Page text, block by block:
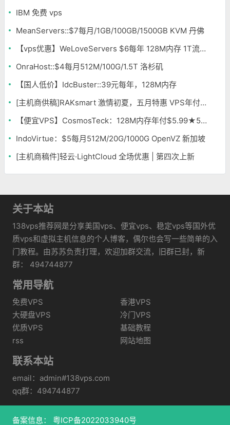
IBM 免费 vps
MeanServers::$7每月/1GB/100GB/1500GB KVM 丹佛
【vps优惠】WeLoveServers $6每年 128M内存 1T流量
OnraHost::$4每月512M/100G/1.5T 洛杉矶
【国人低价】IdcBuster::39元每年，128M内存
[主机商供稿]RAKsmart 激情初夏，五月特惠 VPS年付低至163元 不限流量
【便宜VPS】CosmosTeck：128M内存年付$5.99★512M内存年付$9.99 洛杉矶/达拉斯/凤凰城
IndoVirtue：$5每月512M/20G/1000G OpenVZ 新加坡
[主机商稿件]轻云·LightCloud 全场优惠 | 第四次上新
关于本站
138vps推荐网是分享美国vps、便宜vps、稳定vps等国外优
质vps和虚拟主机信息的个人博客，偶尔也会写一些简单的入
门教程。由苏苏负责打理，欢迎加群交流，旧群已封，新
群： 494744877
常用导航
免费VPS
香港VPS
大硬盘VPS
冷门VPS
优质VPS
基础教程
rss
网站地图
联系本站
email：admin#138vps.com
qq群：494744877
备案信息： 粤ICP备2022033940号